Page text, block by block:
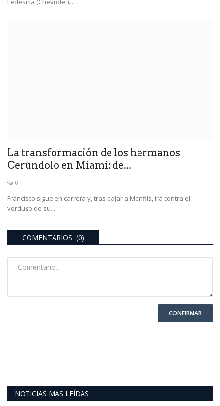
La transformación de los hermanos
Cerúndolo en Miami: de...
0
Francisco sigue en carrera y, tras bajar a Monfils, irá contra el
verdugo de su...
COMENTARIOS (0)
CONFIRMAR
NOTICIAS MAS LEÍDAS